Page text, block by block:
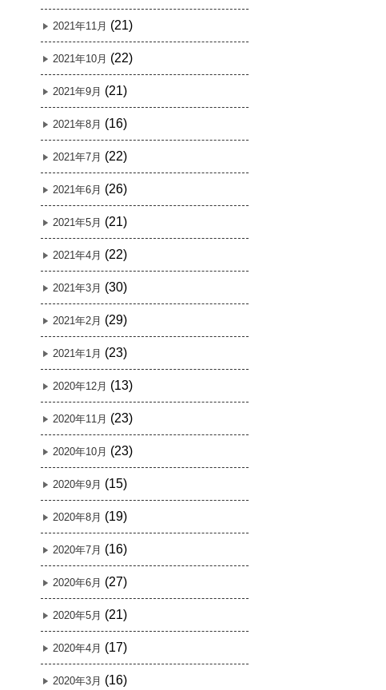
2021年11月 (21)
2021年10月 (22)
2021年9月 (21)
2021年8月 (16)
2021年7月 (22)
2021年6月 (26)
2021年5月 (21)
2021年4月 (22)
2021年3月 (30)
2021年2月 (29)
2021年1月 (23)
2020年12月 (13)
2020年11月 (23)
2020年10月 (23)
2020年9月 (15)
2020年8月 (19)
2020年7月 (16)
2020年6月 (27)
2020年5月 (21)
2020年4月 (17)
2020年3月 (16)